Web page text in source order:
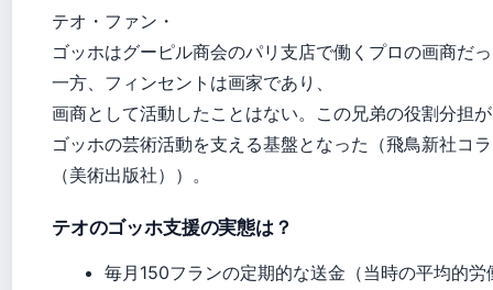
テオ・ファン・
ゴッホはグーピル商会のパリ支店で働くプロの画商だ
一方、フィンセントは画家であり、
画商として活動したことはない。この兄弟の役割分担
ゴッホの芸術活動を支える基盤となった（飛鳥新社コ
（美術出版社））。
テオのゴッホ支援の実態は？
毎月150フランの定期的な送金（当時の平均的労